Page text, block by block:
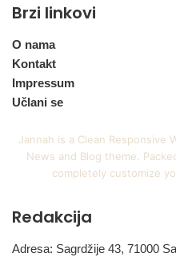
Brzi linkovi
O nama
Kontakt
Impressum
Učlani se
Jannah is a Clean Responsive
News and Blog theme.
completely customize
Redakcija
Adresa: Sagrdžije 43, 71000